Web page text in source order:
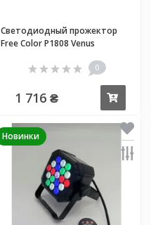
Светодиодный прожектор
Free Color P1808 Venus
0
1 716 ₴
Новинки